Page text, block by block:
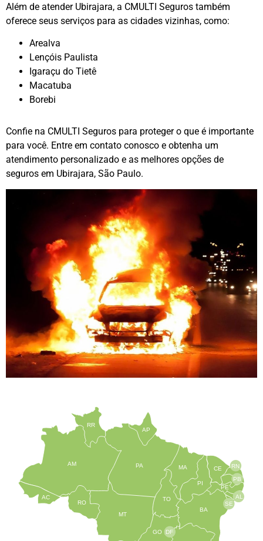
Além de atender Ubirajara, a CMULTI Seguros também
oferece seus serviços para as cidades vizinhas, como:
Arealva
Lençóis Paulista
Igaraçu do Tietê
Macatuba
Borebi
Confie na CMULTI Seguros para proteger o que é importante
para você. Entre em contato conosco e obtenha um
atendimento personalizado e as melhores opções de
seguros em Ubirajara, São Paulo.
TO
BA
SE
PE
AL
RN
CE
PI
MA
AP
PA
RR
AM
AC
RO
MT
GO DF
PB